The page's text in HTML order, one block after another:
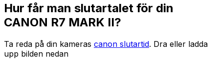
Hur får man slutartalet för din
CANON R7 MARK II?
Ta reda på din kameras canon slutartid. Dra eller ladda
upp bilden nedan